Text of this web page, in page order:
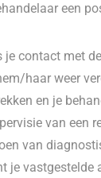
een
je contact met
haar weer
en je
van een
van
je vastgestelde